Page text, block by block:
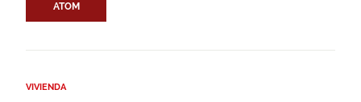
ATOM
VIVIENDA